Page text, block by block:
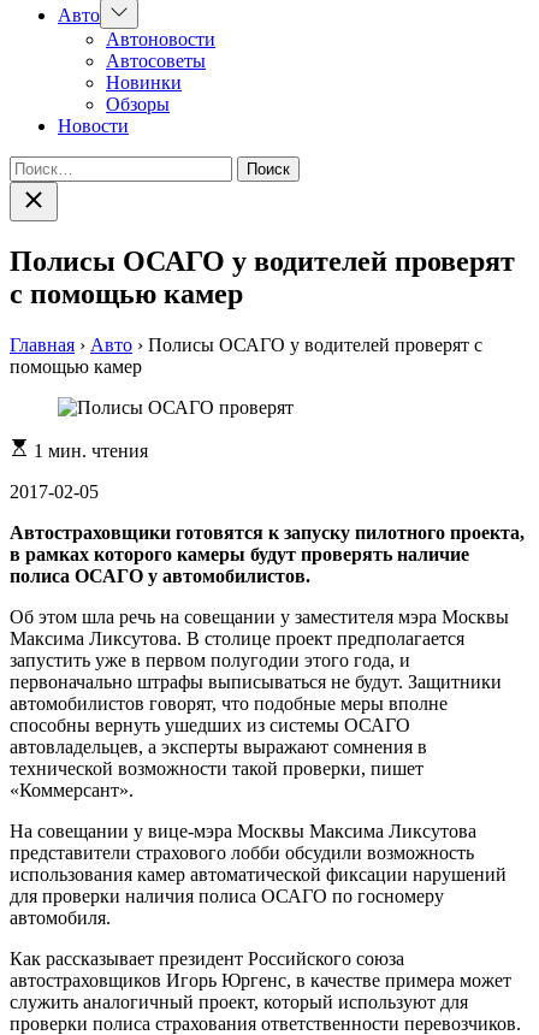
Авто Показать
подменю
Автоновости
Автосоветы
Новинки
Обзоры
Новости
Найти:
Закрыть
поиск
Полисы ОСАГО у водителей проверят
с помощью камер
Главная › Авто › Полисы ОСАГО у водителей проверят с
помощью камер
Расчетное
чтения
1 мин. чтения
2017-02-05
Автостраховщики готовятся к запуску пилотного проекта,
в рамках которого камеры будут проверять наличие
полиса ОСАГО у автомобилистов.
Об этом шла речь на совещании у заместителя мэра Москвы
Максима Ликсутова. В столице проект предполагается
запустить уже в первом полугодии этого года, и
первоначально штрафы выписываться не будут. Защитники
автомобилистов говорят, что подобные меры вполне
способны вернуть ушедших из системы ОСАГО
автовладельцев, а эксперты выражают сомнения в
технической возможности такой проверки, пишет
«Коммерсант».
На совещании у вице-мэра Москвы Максима Ликсутова
представители страхового лобби обсудили возможность
использования камер автоматической фиксации нарушений
для проверки наличия полиса ОСАГО по госномеру
автомобиля.
Как рассказывает президент Российского союза
автостраховщиков Игорь Юргенс, в качестве примера может
служить аналогичный проект, который используют для
проверки полиса страхования ответственности перевозчиков.